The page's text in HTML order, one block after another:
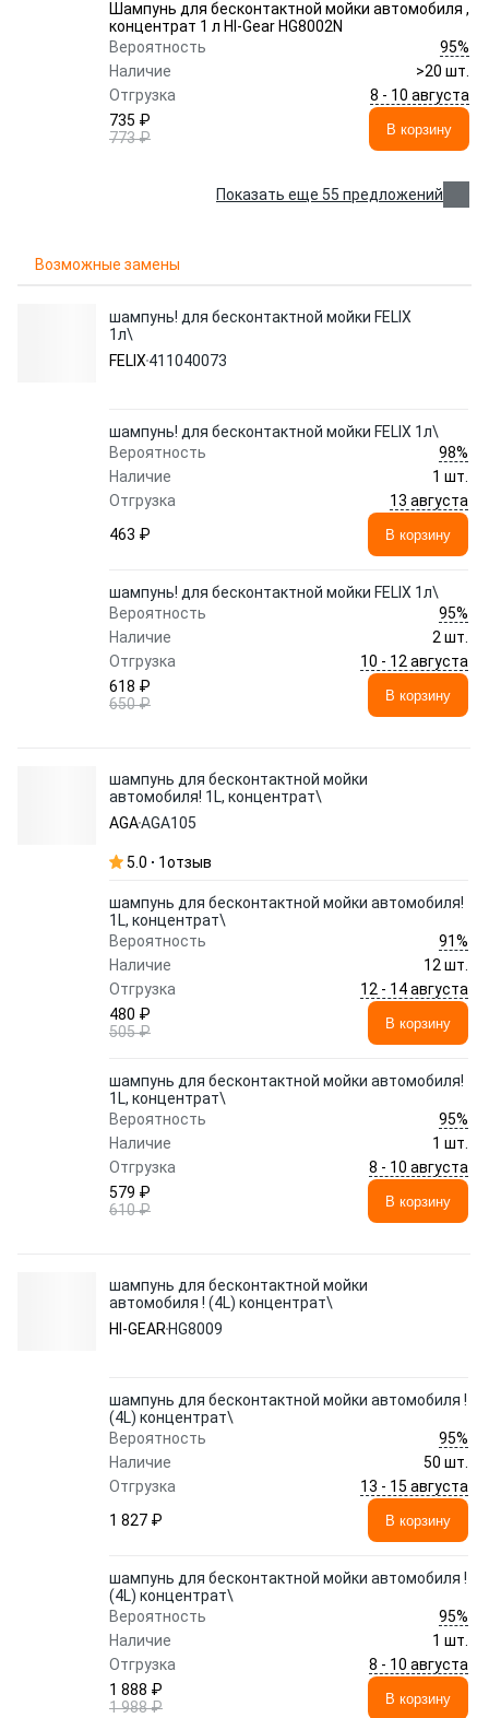
Шампунь для бесконтактной мойки автомобиля ,
концентрат 1 л HI-Gear HG8002N
Вероятность
95%
Наличие
>20 шт.
Отгрузка
8 - 10 августа
735 ₽
773 ₽
В корзину
Показать еще 55 предложений
Возможные замены
шампунь! для бесконтактной мойки FELIX
1л\
FELIX 411040073
шампунь! для бесконтактной мойки FELIX 1л\
Вероятность
98%
Наличие
1 шт.
Отгрузка
13 августа
463 ₽
В корзину
шампунь! для бесконтактной мойки FELIX 1л\
Вероятность
95%
Наличие
2 шт.
Отгрузка
10 - 12 августа
618 ₽
650 ₽
В корзину
шампунь для бесконтактной мойки
автомобиля! 1L, концентрат\
AGAAGA105
5.0 1отзыв
шампунь для бесконтактной мойки автомобиля!
1L, концентрат\
Вероятность
91%
Наличие
12 шт.
Отгрузка
12 - 14 августа
480 ₽
505 ₽
В корзину
шампунь для бесконтактной мойки автомобиля!
1L, концентрат\
Вероятность
95%
Наличие
1 шт.
Отгрузка
8 - 10 августа
579 ₽
610 ₽
В корзину
шампунь для бесконтактной мойки
автомобиля ! (4L) концентрат\
HI-GEAR HG8009
шампунь для бесконтактной мойки автомобиля !
(4L) концентрат\
Вероятность
95%
Наличие
50 шт.
Отгрузка
13 - 15 августа
1 827 ₽
В корзину
шампунь для бесконтактной мойки автомобиля !
(4L) концентрат\
Вероятность
95%
Наличие
1 шт.
Отгрузка
8 - 10 августа
1 888 ₽
1 988 ₽
В корзину